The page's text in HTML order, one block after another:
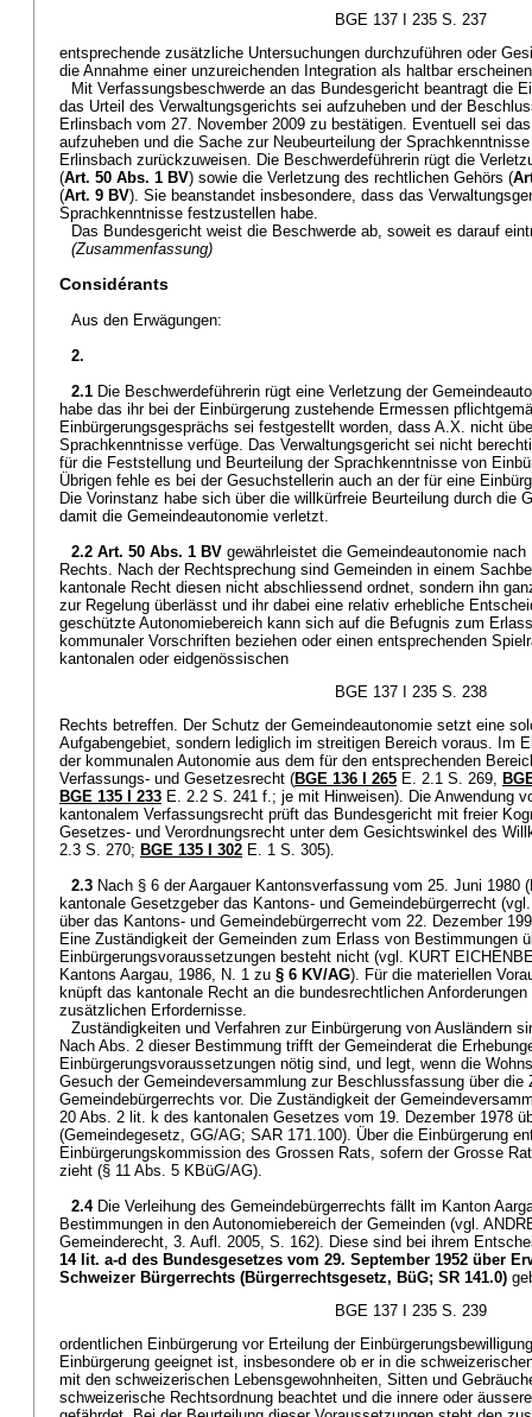
BGE 137 I 235 S. 237
entsprechende zusätzliche Untersuchungen durchzuführen oder
die Annahme einer unzureichenden Integration als haltbar
Mit Verfassungsbeschwerde an das Bundesgericht beantragt die
das Urteil des Verwaltungsgerichts sei aufzuheben und der
Erlinsbach vom 27. November 2009 zu bestätigen. Eventuell sei
aufzuheben und die Sache zur Neubeurteilung der
Erlinsbach zurückzuweisen. Die Beschwerdeführerin rügt die
(Art. 50 Abs. 1 BV) sowie die Verletzung des rechtlichen Gehörs (
(Art. 9 BV). Sie beanstandet insbesondere, dass das
Sprachkenntnisse festzustellen habe.
Das Bundesgericht weist die Beschwerde ab, soweit es darauf
(Zusammenfassung)
Considérants
Aus den Erwägungen:
2.
2.1 Die Beschwerdeführerin rügt eine Verletzung der
habe das ihr bei der Einbürgerung zustehende Ermessen
Einbürgerungsgesprächs sei festgestellt worden, dass A.X. nicht
Sprachkenntnisse verfüge. Das Verwaltungsgericht sei nicht
für die Feststellung und Beurteilung der Sprachkenntnisse von
Übrigen fehle es bei der Gesuchstellerin auch an der für eine
Die Vorinstanz habe sich über die willkürfreie Beurteilung durch die
damit die Gemeindeautonomie verletzt.
2.2 Art. 50 Abs. 1 BV gewährleistet die Gemeindeautonomie
Rechts. Nach der Rechtsprechung sind Gemeinden in einem
kantonale Recht diesen nicht abschliessend ordnet, sondern ihn
zur Regelung überlässt und ihr dabei eine relativ erhebliche
geschützte Autonomiebereich kann sich auf die Befugnis zum
kommunaler Vorschriften beziehen oder einen entsprechenden
kantonalen oder eidgenössischen
BGE 137 I 235 S. 238
Rechts betreffen. Der Schutz der Gemeindeautonomie setzt eine
Aufgabengebiet, sondern lediglich im streitigen Bereich voraus. Im
der kommunalen Autonomie aus dem für den entsprechenden
Verfassungs- und Gesetzesrecht (BGE 136 I 265 E. 2.1 S. 269,
BGE 135 I 233 E. 2.2 S. 241 f.; je mit Hinweisen). Die Anwendung
kantonalem Verfassungsrecht prüft das Bundesgericht mit freier
Gesetzes- und Verordnungsrecht unter dem Gesichtswinkel des
2.3 S. 270; BGE 135 I 302 E. 1 S. 305).
2.3 Nach § 6 der Aargauer Kantonsverfassung vom 25. Juni 1980
kantonale Gesetzgeber das Kantons- und Gemeindebürgerrecht
über das Kantons- und Gemeindebürgerrecht vom 22. Dezember
Eine Zuständigkeit der Gemeinden zum Erlass von Bestimmungen
Einbürgerungsvoraussetzungen besteht nicht (vgl. KURT
Kantons Aargau, 1986, N. 1 zu § 6 KV/AG). Für die materiellen
knüpft das kantonale Recht an die bundesrechtlichen
zusätzlichen Erfordernisse.
Zuständigkeiten und Verfahren zur Einbürgerung von Ausländern
Nach Abs. 2 dieser Bestimmung trifft der Gemeinderat die
Einbürgerungsvoraussetzungen nötig sind, und legt, wenn die
Gesuch der Gemeindeversammlung zur Beschlussfassung über die
Gemeindebürgerrechts vor. Die Zuständigkeit der
20 Abs. 2 lit. k des kantonalen Gesetzes vom 19. Dezember 1978
(Gemeindegesetz, GG/AG; SAR 171.100). Über die Einbürgerung
Einbürgerungskommission des Grossen Rats, sofern der Grosse
zieht (§ 11 Abs. 5 KBüG/AG).
2.4 Die Verleihung des Gemeindebürgerrechts fällt im Kanton
Bestimmungen in den Autonomiebereich der Gemeinden (vgl.
Gemeinderecht, 3. Aufl. 2005, S. 162). Diese sind bei ihrem
14 lit. a-d des Bundesgesetzes vom 29. September 1952 über
Schweizer Bürgerrechts (Bürgerrechtsgesetz, BüG; SR 141.0)
BGE 137 I 235 S. 239
ordentlichen Einbürgerung vor Erteilung der
Einbürgerung geeignet ist, insbesondere ob er in die
mit den schweizerischen Lebensgewohnheiten, Sitten und
schweizerische Rechtsordnung beachtet und die innere oder